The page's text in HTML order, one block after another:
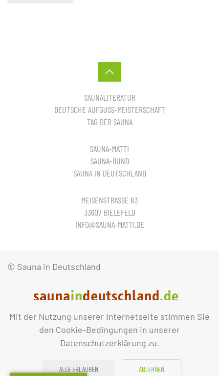
Mit der Nutzung unserer Internetseite stimmen Sie
den Cookie-Bedingungen in unserer
Datenschutzerklärung zu.
ALLE ERLAUBEN ABLEHNEN
SAUNALITERATUR
DEUTSCHE AUFGUSS-MEISTERSCHAFT
TAG DER SAUNA
SAUNA-MATTI
SAUNA-BUND
SAUNA IN DEUTSCHLAND
MEISENSTRASSE 83
33607 BIELEFELD
INFO@SAUNA-MATTI.DE
© Sauna in Deutschland
IMPRESSUM DATENSCHUTZ